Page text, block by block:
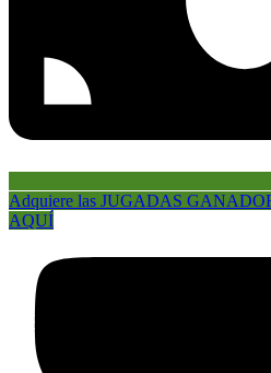
Adquiere las JUGADAS
AQUÍ